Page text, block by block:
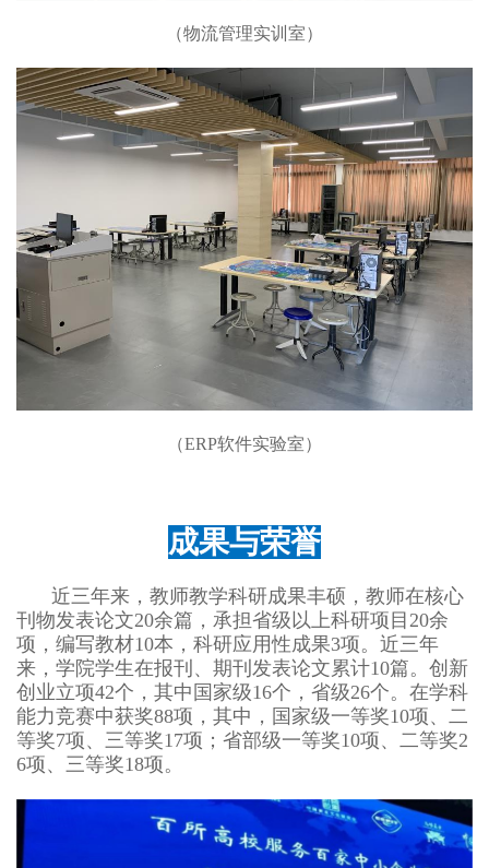
（物流管理实训室）
（ERP软件实验室）
成果与荣誉
近三年来，教师教学科研成果丰硕，教师在核心
刊物发表论文20余篇，承担省级以上科研项目20余
项，编写教材10本，科研应用性成果3项。近三年
来，学院学生在报刊、期刊发表论文累计10篇。创新
创业立项42个，其中国家级16个，省级26个。在学科
能力竞赛中获奖88项，其中，国家级一等奖10项、二
等奖7项、三等奖17项；省部级一等奖10项、二等奖2
6项、三等奖18项。